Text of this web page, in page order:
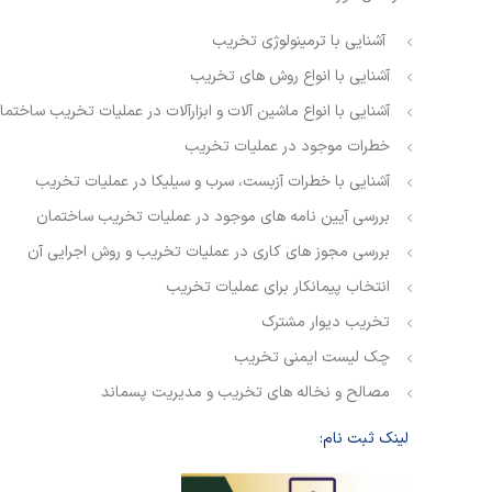
آشنایی با ترمینولوژی تخریب
آشنایی با انواع روش های تخریب
آشنایی با انواع ماشین آلات و ابزارآلات در عملیات تخریب
خطرات موجود در عملیات تخریب
آشنایی با خطرات آزبست، سرب و سیلیکا در عملیات تخریب
بررسی آیین نامه های موجود در عملیات تخریب ساختمان
بررسی مجوز های کاری در عملیات تخریب و روش اجرایی آن
انتخاب پیمانکار برای عملیات تخریب
تخریب دیوار مشترک
چک لیست ایمنی تخریب
مصالح و نخاله های تخریب و مدیریت پسماند
لینک ثبت نام: